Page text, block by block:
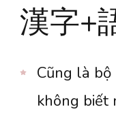
漢字+
Cũng là bộ
không biết